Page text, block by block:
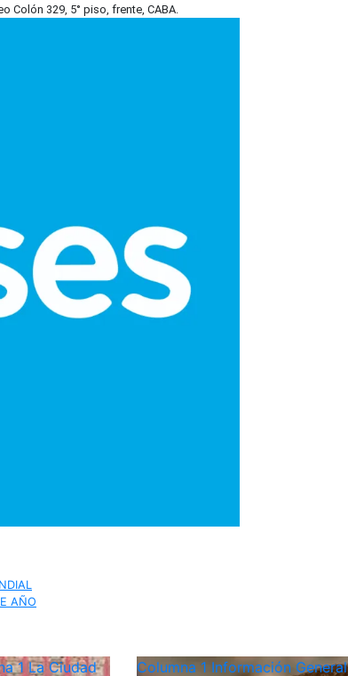
Colón 329, 5° piso, frente, CABA.
AÑO
1 La Ciudad
Columna 1 Información General